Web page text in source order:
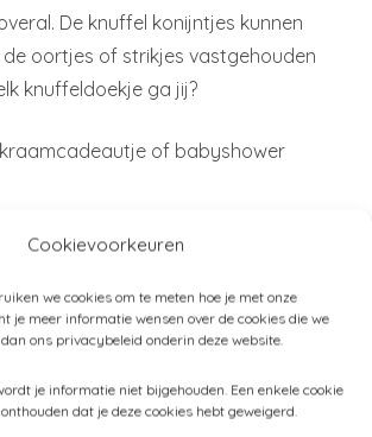
Cookievoorkeuren
we cookies om te meten hoe je met onze
je meer informatie wensen over de cookies die we
ons privacybeleid onderin deze website.
je informatie niet bijgehouden. Een enkele cookie
dat je deze cookies hebt geweigerd.
De knuffel konijntjes kunnen
oortjes of strikjes vastgehouden
knuffeldoekje ga jij?
of babyshower
hydrofiele bamboekatoen
Harper-kakigreen